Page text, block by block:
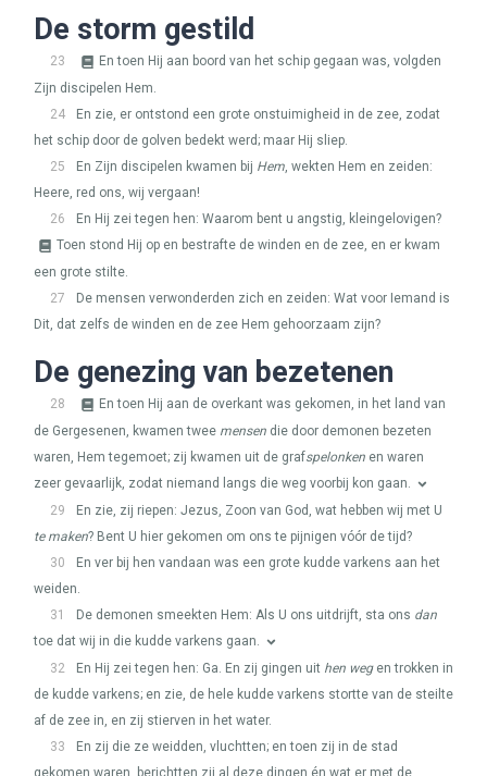
De storm gestild
23
En toen Hij aan boord van het schip gegaan was, volgden
Zijn discipelen Hem.
24
En zie, er ontstond een grote onstuimigheid in de zee, zodat
het schip door de golven bedekt werd; maar Hij sliep.
25
En Zijn discipelen kwamen bij Hem, wekten Hem en zeiden:
Heere, red ons, wij vergaan!
26
En Hij zei tegen hen: Waarom bent u angstig, kleingelovigen?
Toen stond Hij op en bestrafte de winden en de zee, en er kwam
een grote stilte.
27
De mensen verwonderden zich en zeiden: Wat voor Iemand is
Dit, dat zelfs de winden en de zee Hem gehoorzaam zijn?
De genezing van bezetenen
28
En toen Hij aan de overkant was gekomen, in het land van
de Gergesenen, kwamen twee mensen die door demonen bezeten
waren, Hem tegemoet; zij kwamen uit de grafspelonken en waren
zeer gevaarlijk, zodat niemand langs die weg voorbij kon gaan.
29
En zie, zij riepen: Jezus, Zoon van God, wat hebben wij met U
te maken? Bent U hier gekomen om ons te pijnigen vóór de tijd?
30
En ver bij hen vandaan was een grote kudde varkens aan het
weiden.
31
De demonen smeekten Hem: Als U ons uitdrijft, sta ons dan
toe dat wij in die kudde varkens gaan.
32
En Hij zei tegen hen: Ga. En zij gingen uit hen wegen trokken in
de kudde varkens; en zie, de hele kudde varkens stortte van de steilte
af de zee in, en zij stierven in het water.
33
En zij die ze weidden, vluchtten; en toen zij in de stad
gekomen waren, berichtten zij al deze dingen én wat er met de